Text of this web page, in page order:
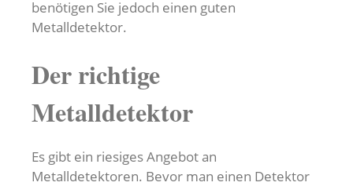
benötigen Sie jedoch einen guten
Metalldetektor.
Der richtige
Metalldetektor
Es gibt ein riesiges Angebot an
Metalldetektoren. Bevor man einen Detektor